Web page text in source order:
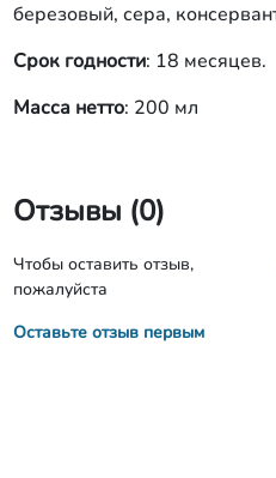
березовый, сера,
Срок годности: 18 месяцев.
Масса нетто: 200 мл
Отзывы (0)
Чтобы оставить отзыв,
пожалуйста
Оставьте отзыв первым